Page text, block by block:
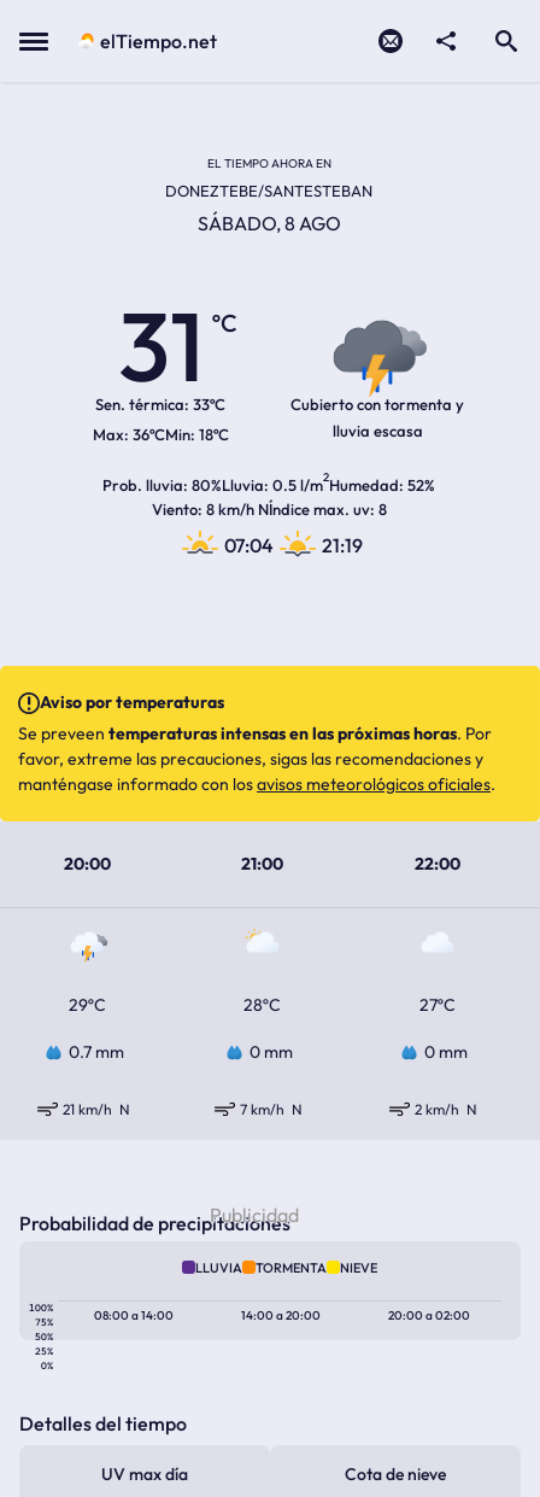
Menu elTiempo.net
EL TIEMPO AHORA EN
DONEZTEBE/SANTESTEBAN
SÁBADO, 8 AGO
31
ºC
Sen. térmica: 33ºC
36ºC 18ºC
Cubierto con tormenta y
lluvia escasa
Prob. lluvia 80%Lluvia 0.5 l/m2Humedad 52%
Viento 8 km/h NÍndice max. uv 8
07:04 21:19
20:00 21:00 22:00
29ºC 28ºC 27ºC
0.7 mm 0 mm 0 mm
21 km/h N 7 km/h N 2 km/h N
Aviso por temperaturas
Se preveen temperaturas intensas en las próximas horas. Por
favor, extreme las precauciones, sigas las recomendaciones y
manténgase informado con losavisos meteorológicos oficiales.
Probabilidad de precipitaciones
LLUVIA TORMENTA NIEVE
100%
75%
50%
25%
0%
08:00a14:00 14:00a20:00 20:00a02:00
Detalles del tiempo
UV max día Cota de nieve